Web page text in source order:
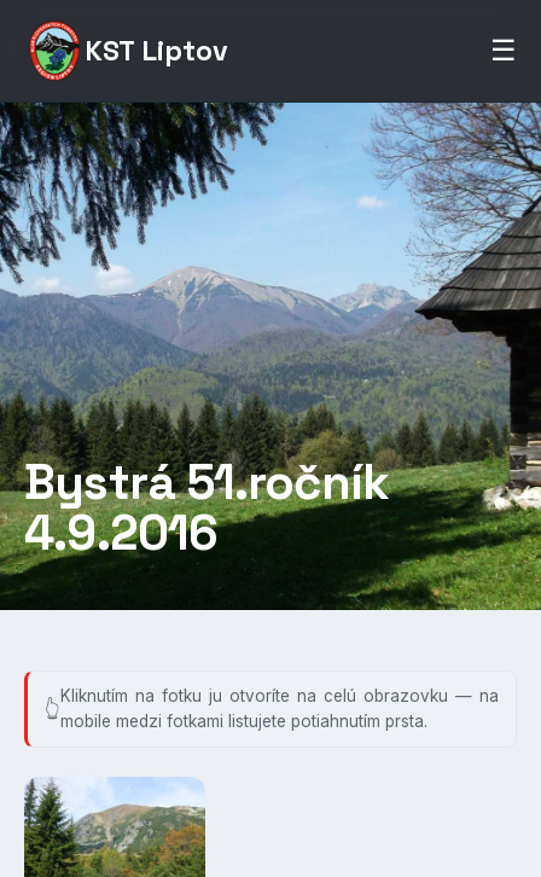
KST Liptov ☰
Bystrá 51.ročník
4.9.2016
Kliknutím na fotku ju otvoríte na celú obrazovku — na
mobile medzi fotkami listujete potiahnutím prsta.